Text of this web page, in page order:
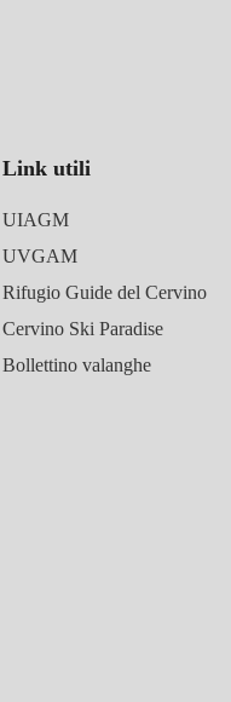
Link utili
UIAGM
UVGAM
Rifugio Guide del Cervino
Cervino Ski Paradise
Bollettino valanghe